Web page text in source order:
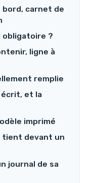
bord, carnet de
obligatoire ?
ligne à
remplie
écrit, et la
imprimé
tient devant un
journal de sa